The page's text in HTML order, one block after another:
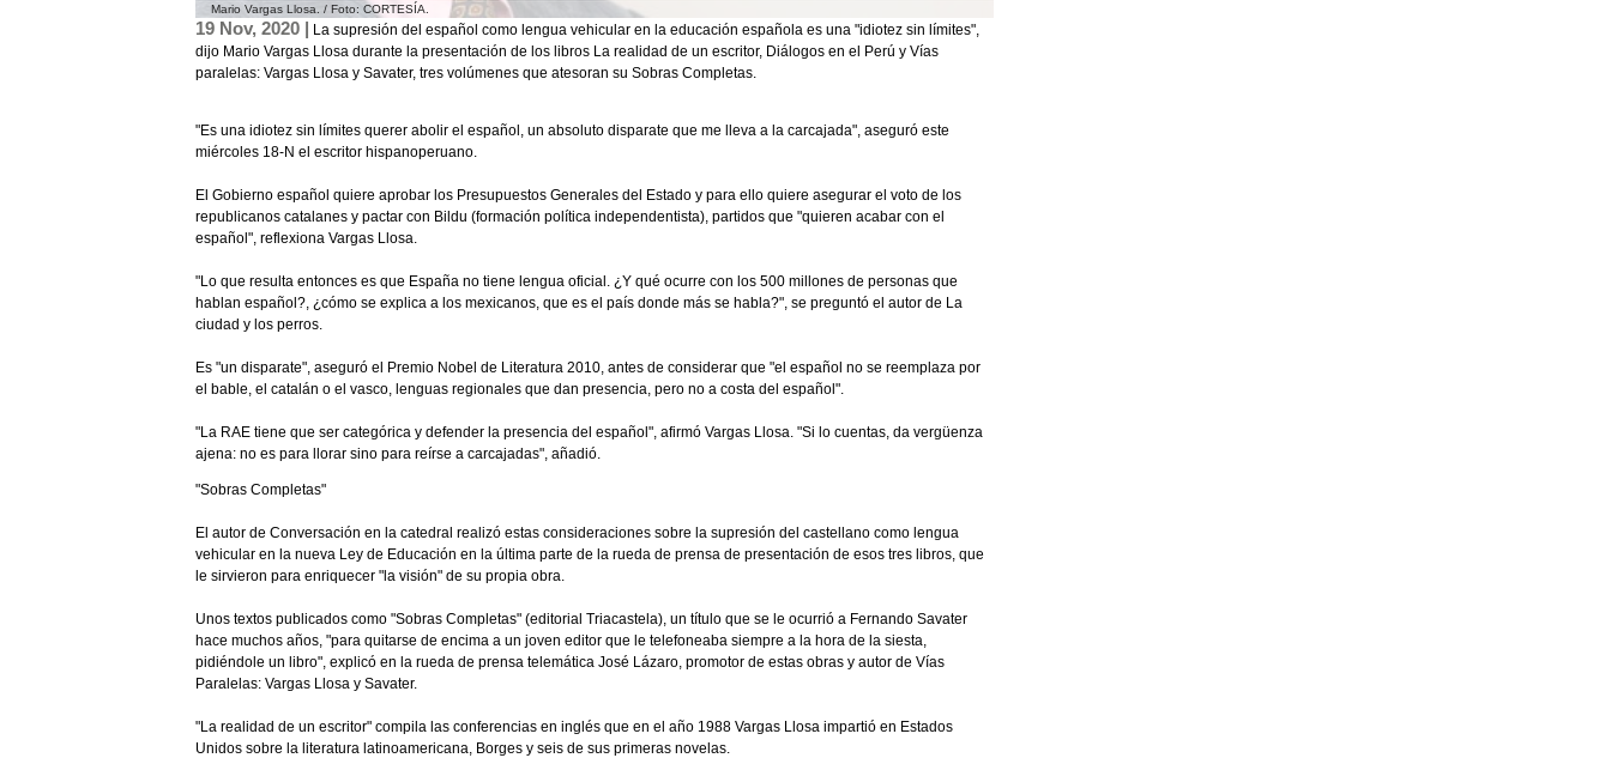
Mario Vargas Llosa. / Foto: CORTESÍA.
19 Nov, 2020 | La supresión del español como lengua vehicular en la educación española es una "idiotez sin límites",
dijo Mario Vargas Llosa durante la presentación de los libros La realidad de un escritor, Diálogos en el Perú y Vías
paralelas: Vargas Llosa y Savater, tres volúmenes que atesoran su Sobras Completas.
"Es una idiotez sin límites querer abolir el español, un absoluto disparate que me lleva a la carcajada", aseguró este
miércoles 18-N el escritor hispanoperuano.
El Gobierno español quiere aprobar los Presupuestos Generales del Estado y para ello quiere asegurar el voto de los
republicanos catalanes y pactar con Bildu (formación política independentista), partidos que "quieren acabar con el
español", reflexiona Vargas Llosa.
"Lo que resulta entonces es que España no tiene lengua oficial. ¿Y qué ocurre con los 500 millones de personas que
hablan español?, ¿cómo se explica a los mexicanos, que es el país donde más se habla?", se preguntó el autor de La
ciudad y los perros.
Es "un disparate", aseguró el Premio Nobel de Literatura 2010, antes de considerar que "el español no se reemplaza por
el bable, el catalán o el vasco, lenguas regionales que dan presencia, pero no a costa del español".
"La RAE tiene que ser categórica y defender la presencia del español", afirmó Vargas Llosa. "Si lo cuentas, da vergüenza
ajena: no es para llorar sino para reírse a carcajadas", añadió.
"Sobras Completas"
El autor de Conversación en la catedral realizó estas consideraciones sobre la supresión del castellano como lengua
vehicular en la nueva Ley de Educación en la última parte de la rueda de prensa de presentación de esos tres libros, que
le sirvieron para enriquecer "la visión" de su propia obra.
Unos textos publicados como "Sobras Completas" (editorial Triacastela), un título que se le ocurrió a Fernando Savater
hace muchos años, "para quitarse de encima a un joven editor que le telefoneaba siempre a la hora de la siesta,
pidiéndole un libro", explicó en la rueda de prensa telemática José Lázaro, promotor de estas obras y autor de Vías
Paralelas: Vargas Llosa y Savater.
"La realidad de un escritor" compila las conferencias en inglés que en el año 1988 Vargas Llosa impartió en Estados
Unidos sobre la literatura latinoamericana, Borges y seis de sus primeras novelas.